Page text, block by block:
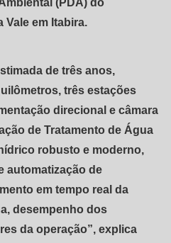
(PDA) do
Vale em Itabira.
de três anos,
três estações
direcional e câmara
de Tratamento de Água
robusto e moderno,
automatização de
em tempo real da
desempenho dos
da operação”, explica